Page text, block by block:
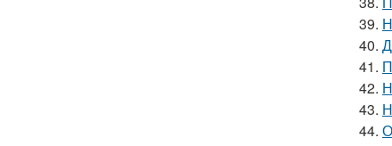
39.
40.
41.
42.
43.
44.